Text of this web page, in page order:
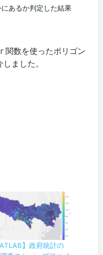
あるか判定した結果
数を使ったポリゴン
ました。
】政府統計の